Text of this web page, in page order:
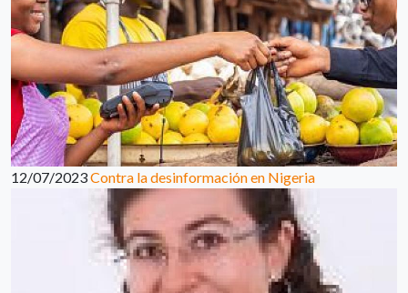
12/07/2023Contra la desinformación en Nigeria